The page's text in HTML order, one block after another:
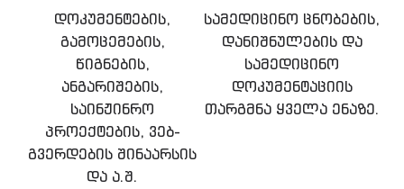
დოკუმენტების,
გამოცემების,
წიგნების,
ანგარიშების,
საინჟინრო
პროექტების, ვებ-
გვერდების შინაარსის
და ა.შ.
სამედიცინო ცნობების,
დანიშნულების და
სამედიცინო
დოკუმენტაციის
თარგმნა ყველა ენაზე.